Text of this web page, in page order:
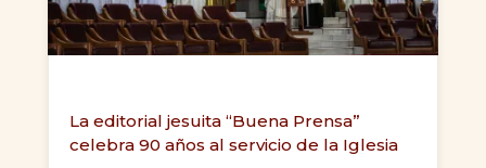
La editorial jesuita “Buena Prensa”
celebra 90 años al servicio de la Iglesia